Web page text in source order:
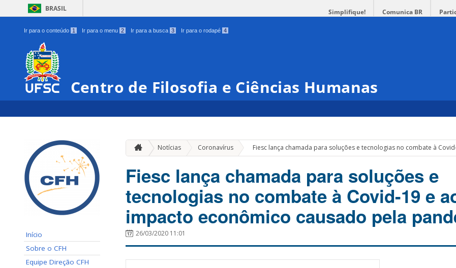
BRASIL Simplifique! Comunica BR
Ir para o conteúdo 1 Ir para o menu 2 Ir para a busca 3 Ir para o rodapé 4
Centro de Filosofia e Ciências Humanas
Início
Sobre o CFH
Equipe Direção CFH
Notícias Coronavírus » Fiesc lança chamada para soluções e tecnologias no combate à
Fiesc lança chamada para soluções e
tecnologias no combate à Covid-19 e
impacto econômico causado pela
26/03/2020 11:01